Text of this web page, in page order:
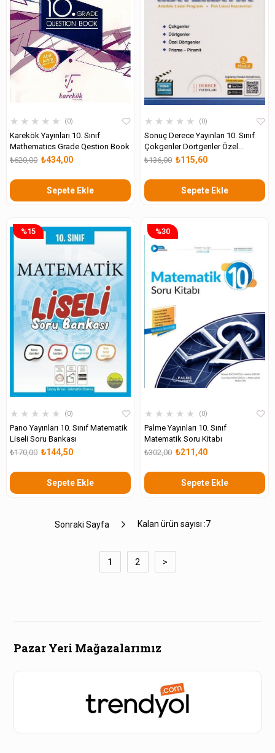
★ ★ ★ ★ ★ 0
Karekök Yayınları 10. Sınıf
Mathematics Grade Qestion Book
₺434,00
₺620,00
Sepete Ekle
★ ★ ★ ★ ★ 0
Sonuç Derece Yayınları 10. Sınıf
Çokgenler Dörtgenler Özel
Dörtgenler Prizma ve Piramit Soru
₺115,60
₺136,00
Sepete Ekle
★ ★ ★ ★ ★ 0
Pano Yayınları 10. Sınıf Matematik
Liseli Soru Bankası
₺144,50
₺170,00
Sepete Ekle
%15
★ ★ ★ ★ ★ 0
Palme Yayınları 10. Sınıf
Matematik Soru Kitabı
₺211,40
₺302,00
Sepete Ekle
%30
Sonraki Sayfa Kalan ürün sayısı :7
1 2 >
Pazar Yeri Mağazalarımız